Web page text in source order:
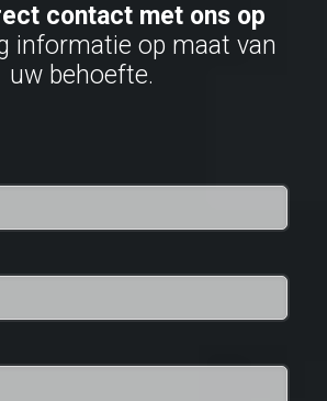
contact met ons op
informatie op maat van
uw behoefte.